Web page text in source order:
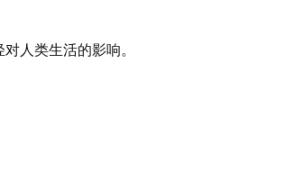
人类生活的影响。